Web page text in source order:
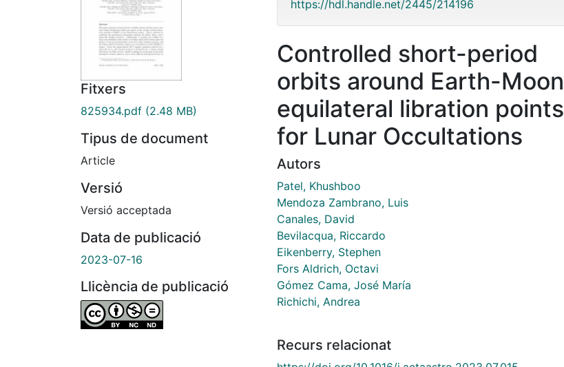
Fitxers
825934.pdf (2.48 MB)
Tipus de document
Article
Versió
Versió acceptada
Data de publicació
2023-07-16
Llicència de publicació
https://hdl.handle.net/2445/214196
Controlled short-period
orbits around Earth-Moon
equilateral libration points
for Lunar Occultations
Autors
Patel, Khushboo
Mendoza Zambrano, Luis
Canales, David
Bevilacqua, Riccardo
Eikenberry, Stephen
Fors Aldrich, Octavi
Gómez Cama, José María
Richichi, Andrea
Recurs relacionat